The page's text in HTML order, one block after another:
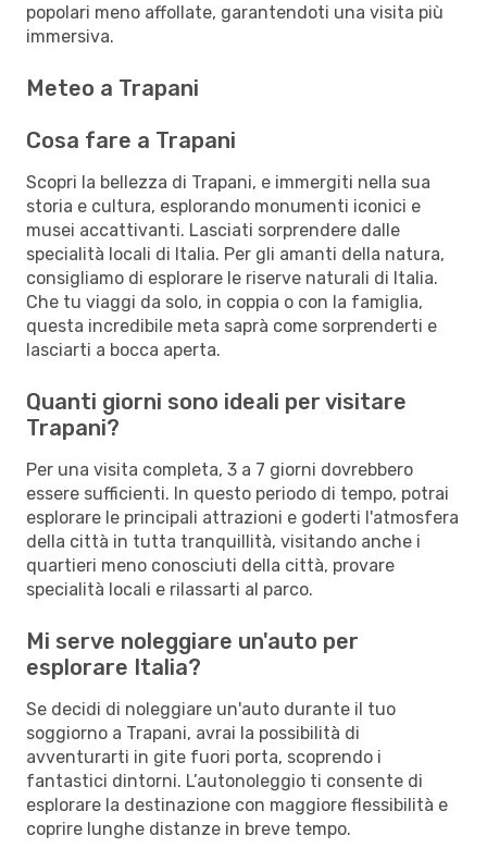
popolari meno affollate, garantendoti una visita più
immersiva.
Meteo a Trapani
Cosa fare a Trapani
Scopri la bellezza di Trapani, e immergiti nella sua
storia e cultura, esplorando monumenti iconici e
musei accattivanti. Lasciati sorprendere dalle
specialità locali di Italia. Per gli amanti della natura,
consigliamo di esplorare le riserve naturali di Italia.
Che tu viaggi da solo, in coppia o con la famiglia,
questa incredibile meta saprà come sorprenderti e
lasciarti a bocca aperta.
Quanti giorni sono ideali per visitare
Trapani?
Per una visita completa, 3 a 7 giorni dovrebbero
essere sufficienti. In questo periodo di tempo, potrai
esplorare le principali attrazioni e goderti l'atmosfera
della città in tutta tranquillità, visitando anche i
quartieri meno conosciuti della città, provare
specialità locali e rilassarti al parco.
Mi serve noleggiare un'auto per
esplorare Italia?
Se decidi di noleggiare un'auto durante il tuo
soggiorno a Trapani, avrai la possibilità di
avventurarti in gite fuori porta, scoprendo i
fantastici dintorni. L’autonoleggio ti consente di
esplorare la destinazione con maggiore flessibilità e
coprire lunghe distanze in breve tempo.